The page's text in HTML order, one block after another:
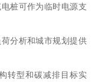
桩可作为临时电源支
分析和城市规划提供
转型和碳减排目标实